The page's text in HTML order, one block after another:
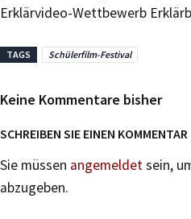
Erklärvideo-Wettbewerb
TAGS Schülerfilm-Festival
Keine Kommentare bisher
SCHREIBEN SIE EINEN KOMMENTAR
Sie müssen angemeldetsein,
abzugeben.